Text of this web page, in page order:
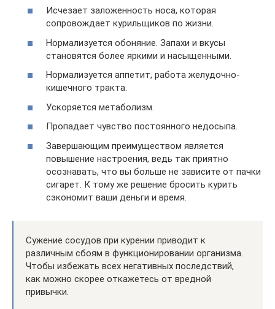
Исчезает заложенность носа, которая
сопровождает курильщиков по жизни.
Нормализуется обоняние. Запахи и вкусы
становятся более яркими и насыщенными.
Нормализуется аппетит, работа желудочно-
кишечного тракта.
Ускоряется метаболизм.
Пропадает чувство постоянного недосыпа.
Завершающим преимуществом является
повышение настроения, ведь так приятно
осознавать, что вы больше не зависите от пачки
сигарет. К тому же решение бросить курить
сэкономит ваши деньги и время.
Сужение сосудов при курении приводит к
различным сбоям в функционировании организма.
Чтобы избежать всех негативных последствий,
как можно скорее откажетесь от вредной
привычки.